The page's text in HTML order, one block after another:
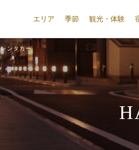
エリア 季節 観光・体験
レンタカー